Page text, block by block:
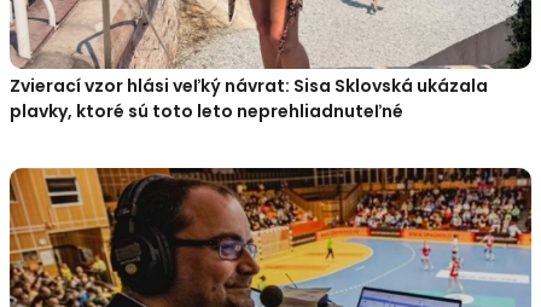
Zvierací vzor hlási veľký návrat: Sisa Sklovská ukázala
plavky, ktoré sú toto leto neprehliadnuteľné